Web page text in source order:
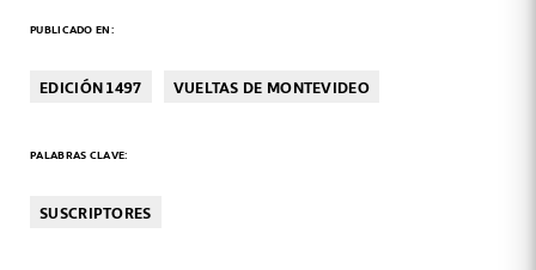
PUBLICADO EN:
EDICIÓN 1497 VUELTAS DE MONTEVIDEO
PALABRAS CLAVE:
SUSCRIPTORES